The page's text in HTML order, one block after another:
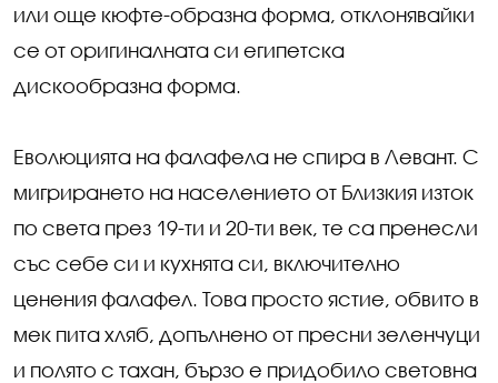
или още кюфте-образна форма, отклонявайки
се от оригиналната си египетска
дискообразна форма.
Еволюцията на фалафела не спира в Левант. С
мигрирането на населението от Близкия изток
по света през 19-ти и 20-ти век, те са пренесли
със себе си и кухнята си, включително
ценения фалафел. Това просто ястие, обвито в
мек пита хляб, допълнено от пресни зеленчуци
и полято с тахан, бързо е придобило световна